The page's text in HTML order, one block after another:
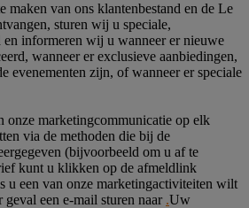
maken van ons klantenbestand en de Le
sturen wij u speciale,
en informeren wij u wanneer er nieuwe
wanneer er exclusieve aanbiedingen,
evenementen zijn, of wanneer er speciale
onze marketingcommunicatie op elk
via de methoden die bij de
(bijvoorbeeld om u af te
kunt u klikken op de afmeldlink
u een van onze marketingactiviteiten wilt
een e-mail sturen naar .Uw